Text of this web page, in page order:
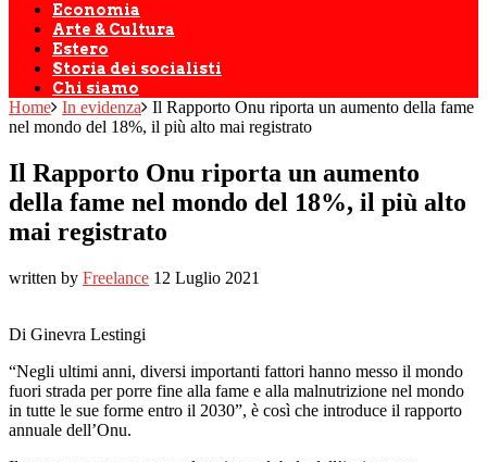
Economia
Arte & Cultura
Estero
Storia dei socialisti
Chi siamo
Home In evidenza
Il Rapporto Onu riporta un aumento della fame
nel mondo del 18%, il più alto mai registrato
Il Rapporto Onu riporta un aumento
della fame nel mondo del 18%, il più alto
mai registrato
written by Freelance 12 Luglio 2021
Di Ginevra Lestingi
“Negli ultimi anni, diversi importanti fattori hanno messo il mondo
fuori strada per porre fine alla fame e alla malnutrizione nel mondo
in tutte le sue forme entro il 2030”, è così che introduce il rapporto
annuale dell’Onu.